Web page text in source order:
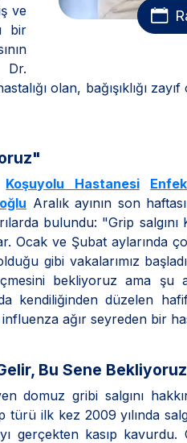
ve
bir
Dr.
olan, bağışıklığı
Koşuyolu Hastanesi
Aralık ayının son
bulundu: "Grip
Ocak ve Şubat
gibi vakalarımız
bekliyoruz ama
kendiliğinden düzelen
ağır seyreden bir
Bu Sene
domuz gribi salgını
ilk kez 2009 yılında
gerçekten kasıp